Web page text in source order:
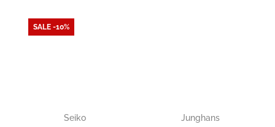
SALE -10%
Seiko Junghans